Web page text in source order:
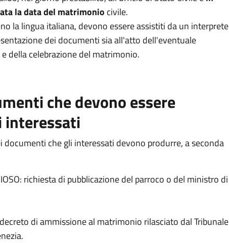
la data del matrimonio civile.
la lingua italiana, devono essere assistiti da un interprete
dei documenti sia all'atto dell'eventuale
della celebrazione del matrimonio.
che devono essere
documenti che gli interessati devono produrre, a seconda
richiesta di pubblicazione del parroco o del ministro di
decreto di ammissione al matrimonio rilasciato dal Tribunale